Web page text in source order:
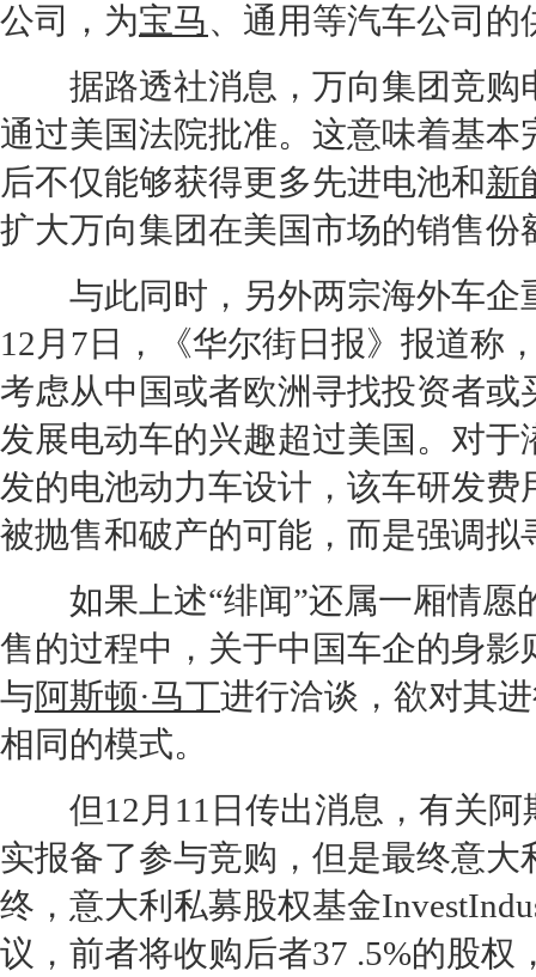
公司，为宝马、通用等汽车公司的
据路透社消息，万向集团竞购
通过美国法院批准。这意味着基本
后不仅能够获得更多先进电池和新
扩大万向集团在美国市场的销售份
与此同时，另外两宗海外车企
12月7日，《华尔街日报》报道称
考虑从中国或者欧洲寻找投资者
发展电动车的兴趣超过美国。对于
发的电池动力车设计，该车研发费
被抛售和破产的可能，而是强调拟
如果上述“绯闻”还属一厢情愿
售的过程中，关于中国车企的身
与阿斯顿·马丁进行洽谈，欲对其
相同的模式。
但12月11日传出消息，有关阿
实报备了参与竞购，但是最终意
终，意大利私募股权基金
议，前者将收购后者37 .5%的股权